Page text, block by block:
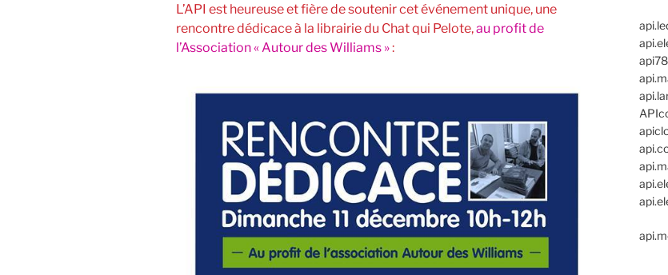
L’API est heureuse et fière de soutenir cet événement unique, une
rencontre dédicace à la librairie du Chat qui Pelote,au profit de
l’Association « Autour des Williams »: